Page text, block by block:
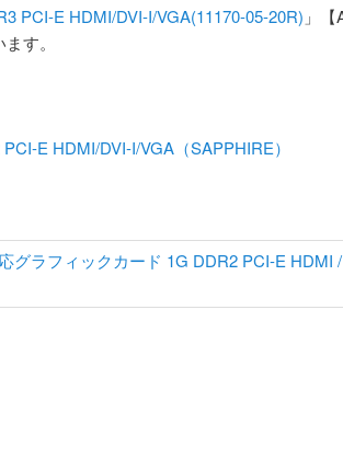
PCI-E HDMI/DVI-I/VGA(11170-05-20R) 」
す。
E HDMI/DVI-I/VGA（SAPPHIRE）
グラフィックカード 1G DDR2 PCI-E HDMI